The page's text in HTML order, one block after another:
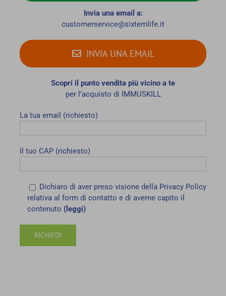
Invia una email a:
customerservice@sixtemlife.it
INVIA UNA EMAIL
Scopri il punto vendita più vicino a te
per l’acquisto di IMMUSKILL
La tua email (richiesto)
Il tuo CAP (richiesto)
Dichiaro di aver preso visione della Privacy Policy
relativa al form di contatto e di averne capito il
contenuto (leggi)